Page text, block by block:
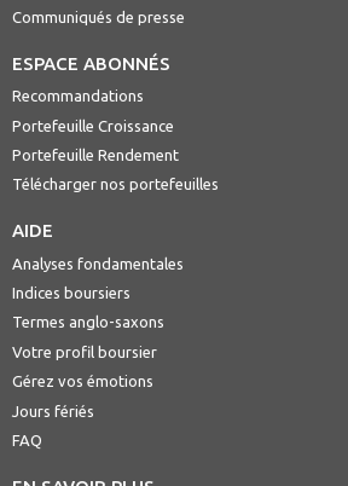
Communiqués de presse
ESPACE ABONNÉS
Recommandations
Portefeuille Croissance
Portefeuille Rendement
Télécharger nos portefeuilles
AIDE
Analyses fondamentales
Indices boursiers
Termes anglo-saxons
Votre profil boursier
Gérez vos émotions
Jours fériés
FAQ